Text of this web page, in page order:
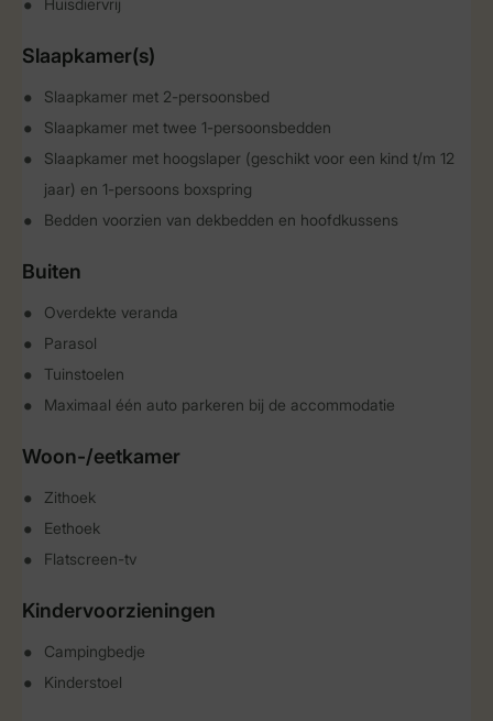
Huisdiervrij
Slaapkamer(s)
Slaapkamer met 2-persoonsbed
Slaapkamer met twee 1-persoonsbedden
Slaapkamer met hoogslaper (geschikt voor een kind t/m 12
jaar) en 1-persoons boxspring
Bedden voorzien van dekbedden en hoofdkussens
Buiten
Overdekte veranda
Parasol
Tuinstoelen
Maximaal één auto parkeren bij de accommodatie
Woon-/eetkamer
Zithoek
Eethoek
Flatscreen-tv
Kindervoorzieningen
Campingbedje
Kinderstoel